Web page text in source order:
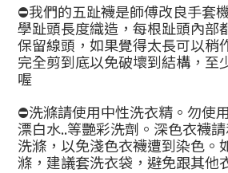
⛔我們的五趾襪是師傅改良手套
學趾頭長度織造，每根趾頭內部
保留線頭，如果覺得太長可以稍
完全剪到底以免破壞到結構，至
喔
⛔洗滌請使用中性洗衣精。勿使
漂白水..等艷彩洗劑。深色衣襪
洗滌，以免淺色衣襪遭到染色。
滌，建議套洗衣袋，避免跟其他